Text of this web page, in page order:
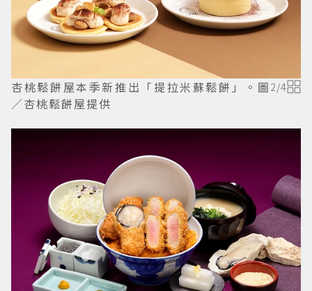
杏桃鬆餅屋本季新推出「提拉米蘇鬆餅」。圖
／杏桃鬆餅屋提供
2/4